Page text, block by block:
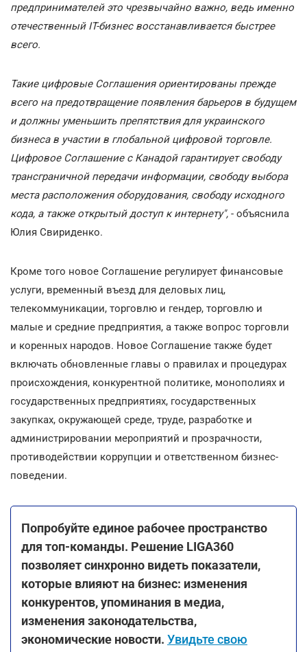
предпринимателей это чрезвычайно важно, ведь именно
отечественный ІТ-бизнес восстанавливается быстрее
всего.
Такие цифровые Соглашения ориентированы прежде
всего на предотвращение появления барьеров в будущем
и должны уменьшить препятствия для украинского
бизнеса в участии в глобальной цифровой торговле.
Цифровое Соглашение с Канадой гарантирует свободу
трансграничной передачи информации, свободу выбора
места расположения оборудования, свободу исходного
кода, а также открытый доступ к интернету", - объяснила
Юлия Свириденко.
Кроме того новое Соглашение регулирует финансовые
услуги, временный въезд для деловых лиц,
телекоммуникации, торговлю и гендер, торговлю и
малые и средние предприятия, а также вопрос торговли
и коренных народов. Новое Соглашение также будет
включать обновленные главы о правилах и процедурах
происхождения, конкурентной политике, монополиях и
государственных предприятиях, государственных
закупках, окружающей среде, труде, разработке и
администрировании мероприятий и прозрачности,
противодействии коррупции и ответственном бизнес-
поведении.
Попробуйте единое рабочее пространство
для топ-команды. Решение LIGA360
позволяет синхронно видеть показатели,
которые влияют на бизнес: изменения
конкурентов, упоминания в медиа,
изменения законодательства,
экономические новости. Увидьте свою